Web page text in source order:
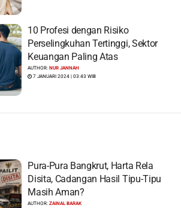
10 Profesi dengan Risiko
Perselingkuhan Tertinggi, Sektor
Keuangan Paling Atas
AUTHOR:NUR JANNAH
7 JANUARI 2024 | 03:43 WIB
Pura-Pura Bangkrut, Harta Rela
Disita, Cadangan Hasil Tipu-Tipu
Masih Aman?
AUTHOR:ZAINAL BARAK